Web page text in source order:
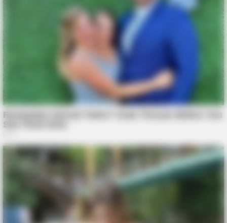
10 Famous 80s TV Beauties Who Quietly Vanished—Look At
1 Simple Hack To Save On Your Electric Bill (Try Tonight)